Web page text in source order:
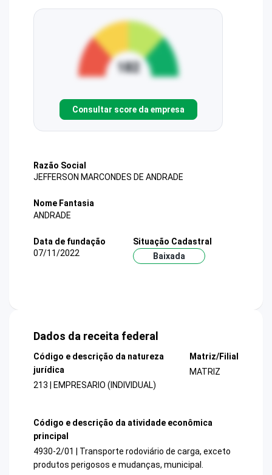
Consultar score da empresa
Razão Social
JEFFERSON MARCONDES DE ANDRADE
Nome Fantasia
ANDRADE
Data de fundação
07/11/2022
Situação Cadastral
Baixada
Dados da receita federal
Código e descrição da natureza
jurídica
213 | EMPRESARIO (INDIVIDUAL)
Matriz/Filial
MATRIZ
Código e descrição da atividade econômica
principal
4930-2/01 | Transporte rodoviário de carga, exceto
produtos perigosos e mudanças, municipal.